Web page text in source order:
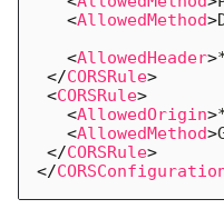
<AllowedMethod>
<AllowedHeader>
</CORSRule>
<CORSRule>
<AllowedOrigin>
<AllowedMethod>
</CORSRule>
</